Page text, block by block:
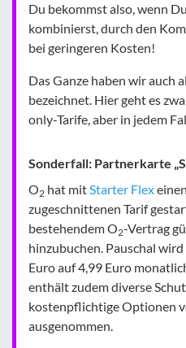
Du bekommst also, wenn
kombinierst, durch den
bei geringeren Kosten!
Das Ganze haben wir auch
bezeichnet. Hier geht es
only-Tarife, aber in jedem
Sonderfall: Partnerkarte
O2 hat mitStarter Flex
zugeschnittenen Tarif
bestehendem O2-Vertrag
hinzubuchen. Pauschal
Euro auf 4,99 Euro
enthält zudem diverse
kostenpflichtige Optionen
ausgenommen.